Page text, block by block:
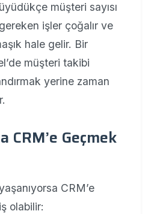
müşteri sayısı
işler çoğalır ve
hale gelir. Bir
müşteri takibi
yerine zaman
CRM’e Geçmek
CRM’e
olabilir: